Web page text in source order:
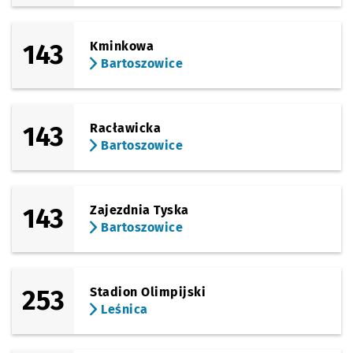
143
Kminkowa
Bartoszowice
143
Racławicka
Bartoszowice
143
Zajezdnia Tyska
Bartoszowice
253
Stadion Olimpijski
Leśnica